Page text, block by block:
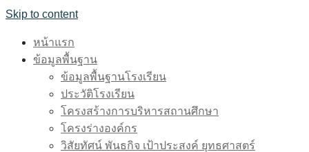
Skip to content
หน้าแรก
ข้อมูลพื้นฐาน
ข้อมูลพื้นฐานโรงเรียน
ประวัติโรงเรียน
โครงสร้างการบริหารสถานศึกษา
โครงร่างองค์กร
วิสัยทัศน์ พันธกิจ เป้าประสงค์ ยุทธศาสตร์